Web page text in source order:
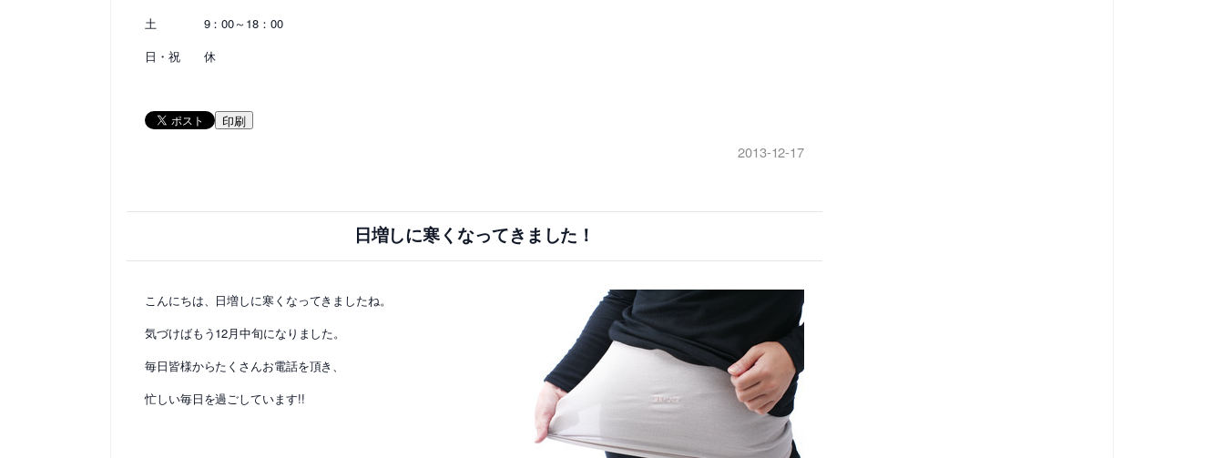
土 9：00～18：00
日・祝 休
印刷
2013-12-17
日増しに寒くなってきました！
こんにちは、日増しに寒くなってきましたね。
気づけばもう12月中旬になりました。
毎日皆様からたくさんお電話を頂き、
忙しい毎日を過ごしています!!